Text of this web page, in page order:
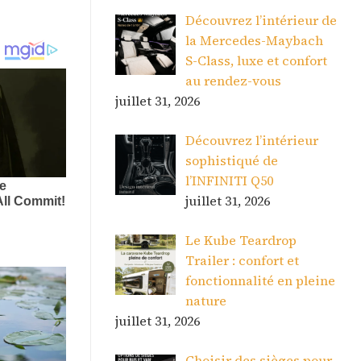
Découvrez l’intérieur de
la Mercedes-Maybach
S-Class, luxe et confort
au rendez-vous
juillet 31, 2026
Découvrez l’intérieur
sophistiqué de
l’INFINITI Q50
juillet 31, 2026
Le Kube Teardrop
Trailer : confort et
fonctionnalité en pleine
nature
juillet 31, 2026